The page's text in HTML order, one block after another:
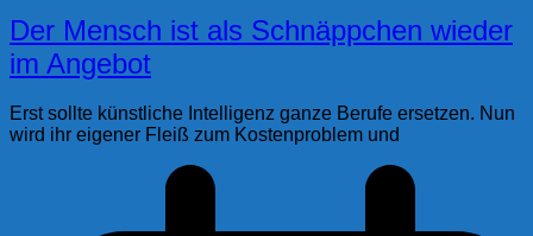
Der Mensch ist als Schnäppchen wieder
im Angebot
Erst sollte künstliche Intelligenz ganze Berufe ersetzen. Nun
wird ihr eigener Fleiß zum Kostenproblem und